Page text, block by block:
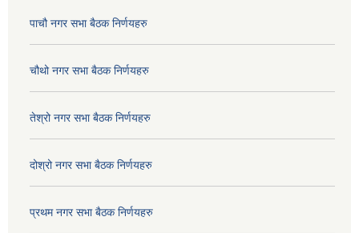
पाचौ नगर सभा बैठक निर्णयहरु
चौथो नगर सभा बैठक निर्णयहरु
तेश्रो नगर सभा बैठक निर्णयहरु
दोश्रो नगर सभा बैठक निर्णयहरु
प्रथम नगर सभा बैठक निर्णयहरु